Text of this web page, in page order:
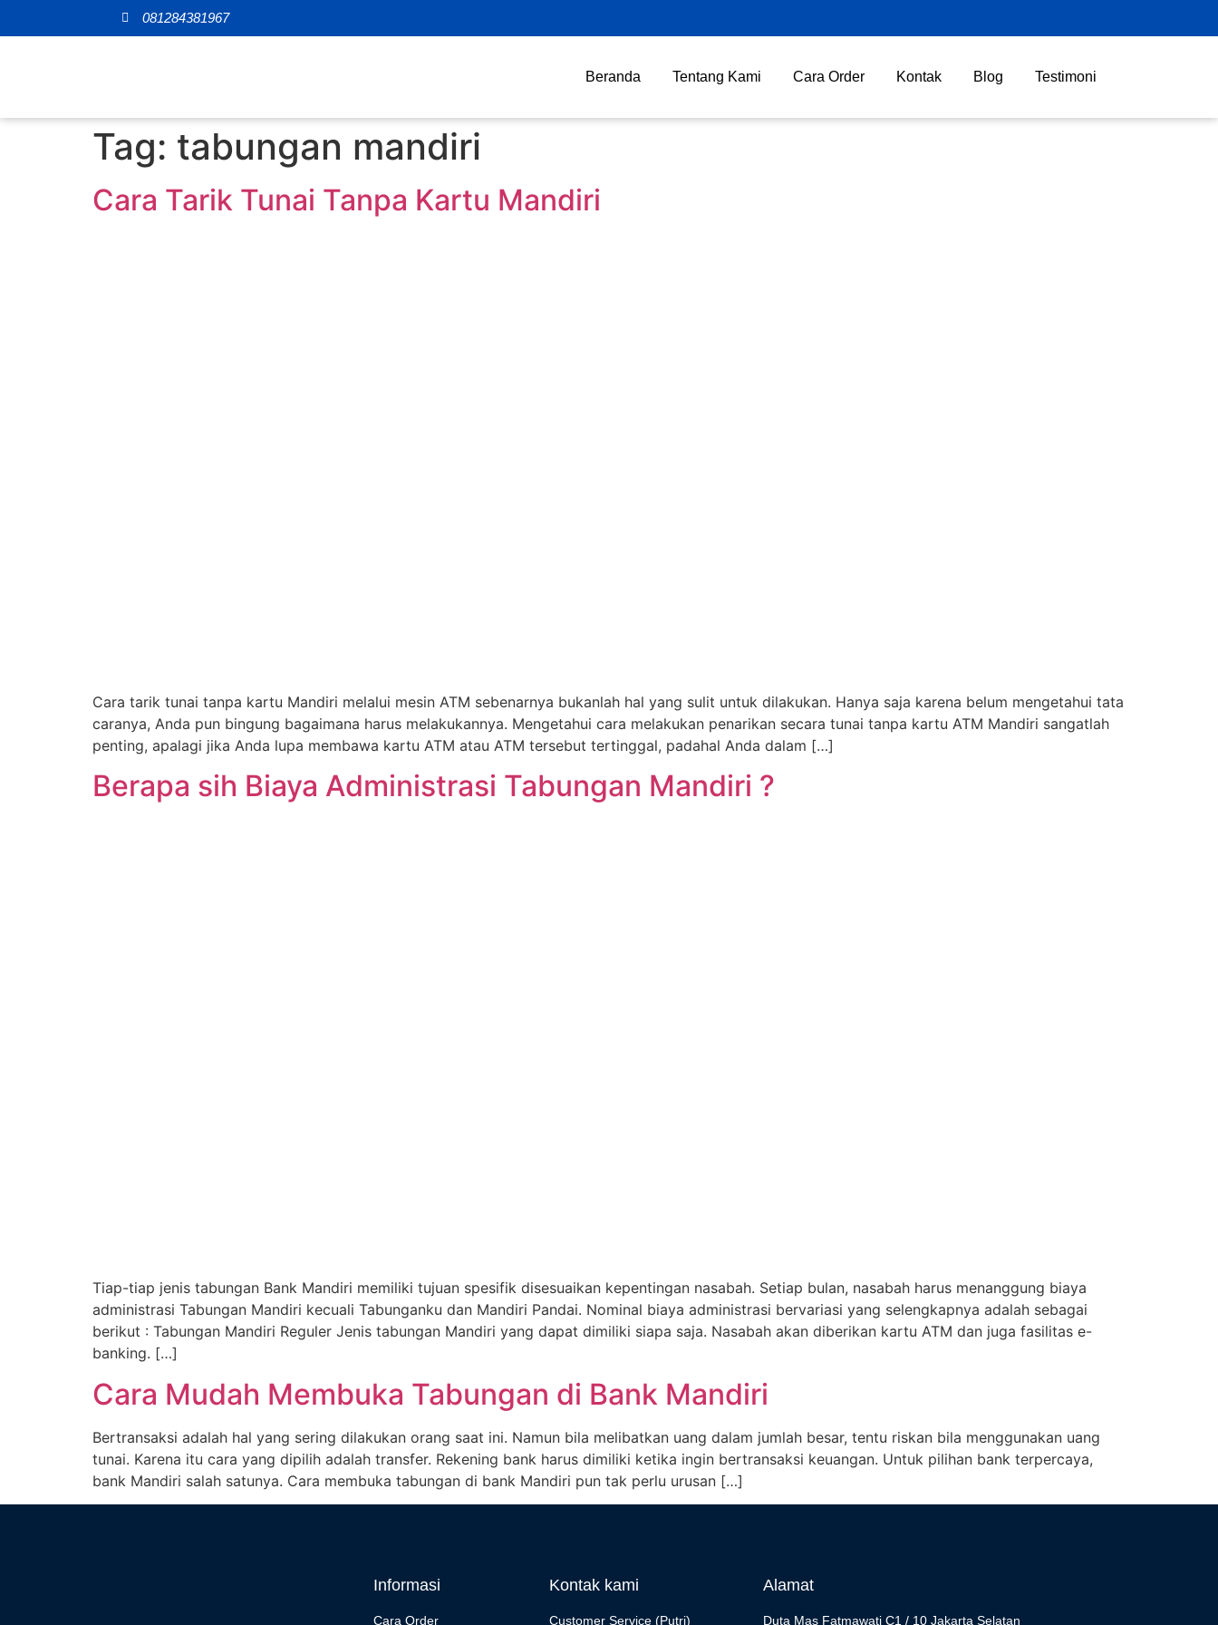
081284381967
Beranda Tentang Kami Cara Order Kontak Blog Testimoni
Tag: tabungan mandiri
Cara Tarik Tunai Tanpa Kartu Mandiri
Cara tarik tunai tanpa kartu Mandiri melalui mesin ATM sebenarnya bukanlah hal yang sulit untuk dilakukan. Hanya saja karena belum mengetahui tata
caranya, Anda pun bingung bagaimana harus melakukannya. Mengetahui cara melakukan penarikan secara tunai tanpa kartu ATM Mandiri sangatlah
penting, apalagi jika Anda lupa membawa kartu ATM atau ATM tersebut tertinggal, padahal Anda dalam […]
Berapa sih Biaya Administrasi Tabungan Mandiri ?
Tiap-tiap jenis tabungan Bank Mandiri memiliki tujuan spesifik disesuaikan kepentingan nasabah. Setiap bulan, nasabah harus menanggung biaya
administrasi Tabungan Mandiri kecuali Tabunganku dan Mandiri Pandai. Nominal biaya administrasi bervariasi yang selengkapnya adalah sebagai
berikut : Tabungan Mandiri Reguler Jenis tabungan Mandiri yang dapat dimiliki siapa saja. Nasabah akan diberikan kartu ATM dan juga fasilitas e-
banking. […]
Cara Mudah Membuka Tabungan di Bank Mandiri
Bertransaksi adalah hal yang sering dilakukan orang saat ini. Namun bila melibatkan uang dalam jumlah besar, tentu riskan bila menggunakan uang
tunai. Karena itu cara yang dipilih adalah transfer. Rekening bank harus dimiliki ketika ingin bertransaksi keuangan. Untuk pilihan bank terpercaya,
bank Mandiri salah satunya. Cara membuka tabungan di bank Mandiri pun tak perlu urusan […]
Informasi
Cara Order
Kontak kami
Customer Service (Putri)
Alamat
Duta Mas Fatmawati C1 / 10 Jakarta Selatan